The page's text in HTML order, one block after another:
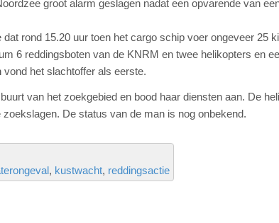
groot alarm geslagen nadat een opvarende van
rond 15.20 uur toen het cargo schip voer ongeveer 25
6 reddingsboten van de KNRM en twee helikopters en
het slachtoffer als eerste.
van het zoekgebied en bood haar diensten aan. De
zoekslagen. De status van de man is nog onbekend.
kustwacht reddingsactie